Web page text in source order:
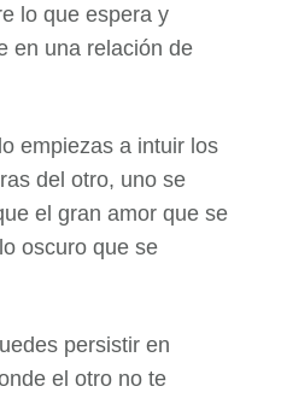
lo que espera y
en una relación de
empiezas a intuir los
del otro, uno se
el gran amor que se
oscuro que se
persistir en
el otro no te